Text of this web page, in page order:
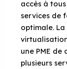
accès à
services de
optimale. La
une PME de
plusieurs